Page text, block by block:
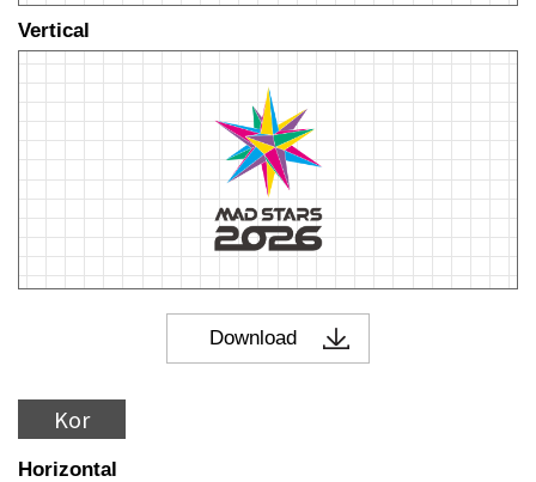
Vertical
Kor
Horizontal